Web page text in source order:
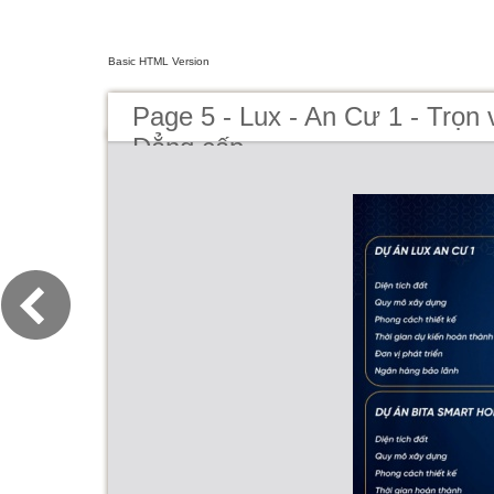
Basic HTML Version
Page 5 - Lux - An Cư 1 - Trọn
Đẳng cấp